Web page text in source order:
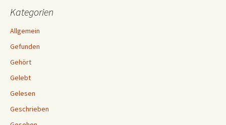
Kategorien
Allgemein
Gefunden
Gehört
Gelebt
Gelesen
Geschrieben